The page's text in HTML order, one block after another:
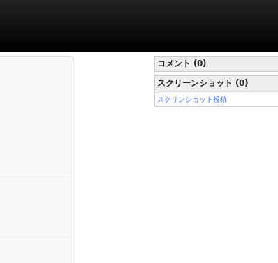
コメント (0)
スクリーンショット (0)
スクリンショット投稿